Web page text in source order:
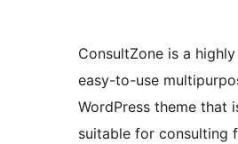
ConsultZone is a
easy-to-use
WordPress theme that
suitable for consulting